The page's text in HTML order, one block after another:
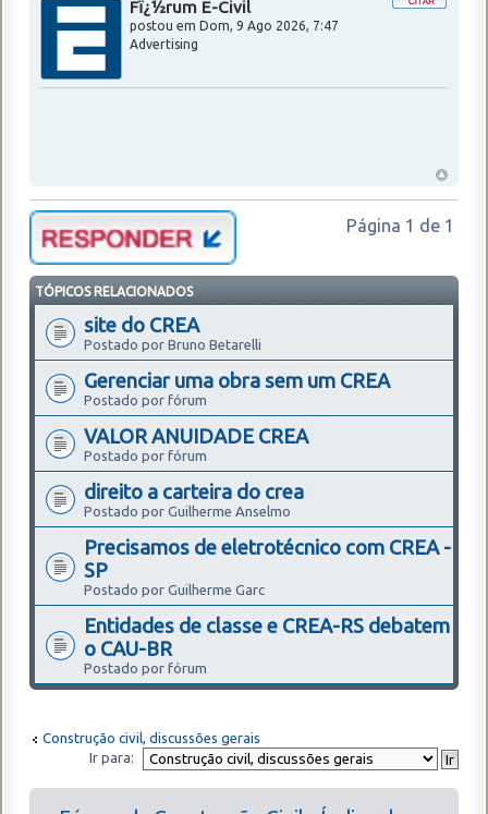
Fï¿½rum E-Civil
postou em Dom, 9 Ago 2026, 7:47
Advertising
Página 1 de 1
TÓPICOS RELACIONADOS
site do CREA
Postado por Bruno Betarelli
Gerenciar uma obra sem um CREA
Postado por fórum
VALOR ANUIDADE CREA
Postado por fórum
direito a carteira do crea
Postado por Guilherme Anselmo
Precisamos de eletrotécnico com CREA -
SP
Postado por Guilherme Garc
Entidades de classe e CREA-RS debatem
o CAU-BR
Postado por fórum
Construção civil, discussões gerais
Ir para: